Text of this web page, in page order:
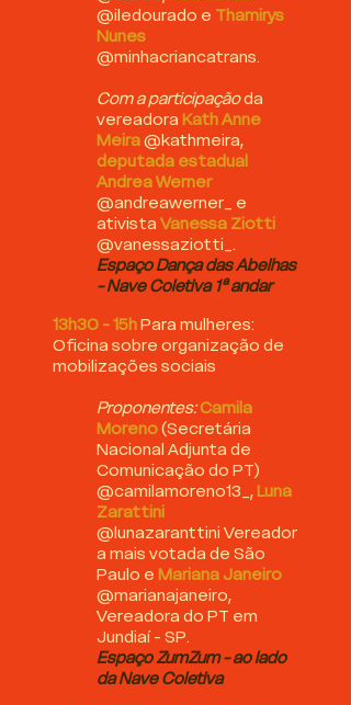
@iledourado e Thamirys
Nunes
@minhacriancatrans.
Com a participaçãoda
vereadora Kath Anne
Meira@kathmeira,
deputada estadual
Andrea Werner
@andreawerner_ e
ativista Vanessa Ziotti
@vanessaziotti_​.
Espaço Dança das Abelhas
- Nave Coletiva 1ª andar
13h30 - 15hPara mulheres:
Oficina sobre organização de
mobilizações sociais
Proponentes: Camila
Moreno(Secretária
Nacional Adjunta de
Comunicação do PT)
@camilamoreno13_, Luna
Zarattini
@lunazaranttini Vereador
a mais votada de São
Paulo e Mariana Janeiro
@marianajaneiro,
Vereadora do PT em
Jundiaí - SP.
Espaço ZumZum - ao lado
da Nave Coletiva